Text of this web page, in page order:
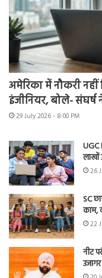
अमेरिका में नौकरी
इंजीनियर, बोले-
29 July 2026 - 8:00 PM
UGC
लाखों
26
SC
काम,
22
नीट